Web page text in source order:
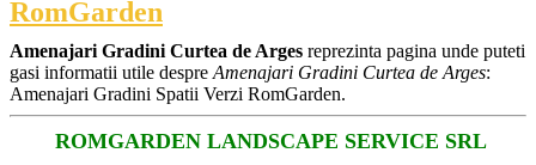
RomGarden
Amenajari Gradini Curtea de Arges reprezinta pagina unde puteti
gasi informatii utile despre Amenajari Gradini Curtea de Arges:
Amenajari Gradini Spatii Verzi RomGarden.
ROMGARDEN LANDSCAPE SERVICE SRL